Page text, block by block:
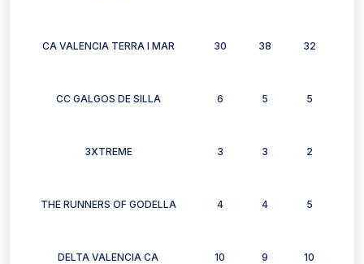
CA VALENCIA TERRA I MAR 30 38 32
CC GALGOS DE SILLA 6 5 5
3XTREME 3 3 2
THE RUNNERS OF GODELLA 4 4 5
DELTA VALENCIA CA 10 9 10